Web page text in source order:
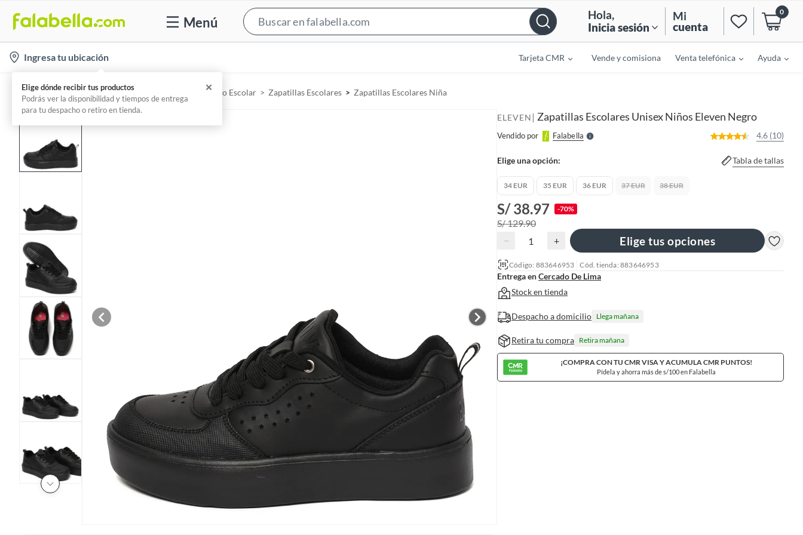
Menú
e
h
Hola,
Inicia sesión
Mi
cuenta
0
Ingresa tu ubicación
Elige dónde recibir tus productos
Podrás ver la disponibilidad y tiempos de entrega
para tu despacho o retiro en tienda.
✕
Tarjeta CMR Vende y comisiona Venta telefónica Ayuda
Home Niños y Juguetería - Escolares Calzado Escolar Zapatillas Escolares Zapatillas Escolares Niña
ELEVEN | Zapatillas Escolares Unisex Niños Eleven Negro
Vendido por FalabellaS
l
l
4.6 (10)
Elige una opción: Tabla de tallas
34 EUR 35 EUR 36 EUR 37 EUR 38 EUR
S/ 38.97 -70%
S/ 129.90
−
+ Elige tus opciones
Código: 883646953 Cód. tienda: 883646953
Entrega enCercado De Lima
Stock en tienda
Despacho a domicilio Llega mañana
Retira tu compra Retira mañana
¡COMPRA CON TU CMR VISA Y ACUMULA CMR PUNTOS!
Pídela y ahorra más de s/100 en Falabella